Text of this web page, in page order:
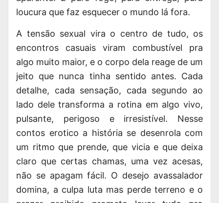
loucura que faz esquecer o mundo lá fora.
A tensão sexual vira o centro de tudo, os
encontros casuais viram combustível pra
algo muito maior, e o corpo dela reage de um
jeito que nunca tinha sentido antes. Cada
detalhe, cada sensação, cada segundo ao
lado dele transforma a rotina em algo vivo,
pulsante, perigoso e irresistível. Nesse
contos erotico a história se desenrola com
um ritmo que prende, que vicia e que deixa
claro que certas chamas, uma vez acesas,
não se apagam fácil. O desejo avassalador
domina, a culpa luta mas perde terreno e o